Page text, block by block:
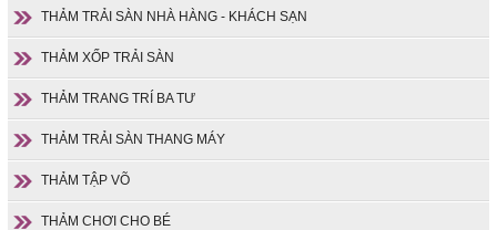
THẢM TRẢI SÀN NHÀ HÀNG - KHÁCH SẠN
THẢM XỐP TRẢI SÀN
THẢM TRANG TRÍ BA TƯ
THẢM TRẢI SÀN THANG MÁY
THẢM TẬP VÕ
THẢM CHƠI CHO BÉ